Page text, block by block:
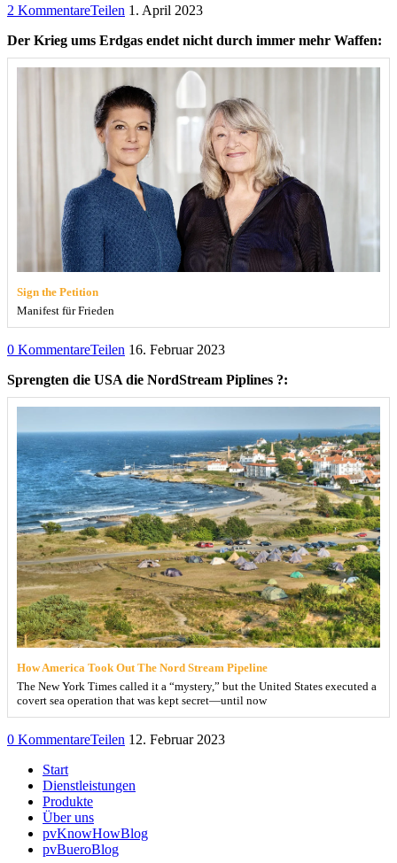
2 KommentareTeilen 1. April 2023
Der Krieg ums Erdgas endet nicht durch immer mehr Waffen:
Sign the Petition
Manifest für Frieden
0 KommentareTeilen 16. Februar 2023
Sprengten die USA die NordStream Piplines ?:
How America Took Out The Nord Stream Pipeline
The New York Times called it a “mystery,” but the United States executed a
covert sea operation that was kept secret—until now
0 KommentareTeilen 12. Februar 2023
Start
Dienstleistungen
Produkte
Über uns
pvKnowHowBlog
pvBueroBlog